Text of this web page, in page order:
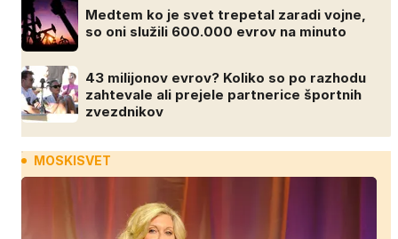
Medtem ko je svet trepetal zaradi vojne,
so oni služili 600.000 evrov na minuto
43 milijonov evrov? Koliko so po razhodu
zahtevale ali prejele partnerice športnih
zvezdnikov
MOSKISVET